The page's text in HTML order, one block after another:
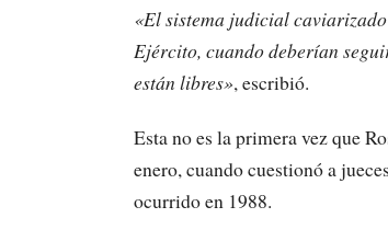
«El sistema judicial
Ejército, cuando deberían
están libres», escribió.
Esta no es la primera vez que
enero, cuando cuestionó a
ocurrido en 1988.